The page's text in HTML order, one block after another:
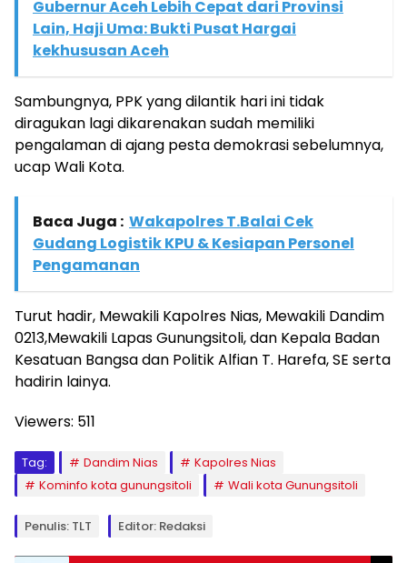
Gubernur Aceh Lebih Cepat dari Provinsi
Lain, Haji Uma: Bukti Pusat Hargai
kekhususan Aceh
Sambungnya, PPK yang dilantik hari ini tidak
diragukan lagi dikarenakan sudah memiliki
pengalaman di ajang pesta demokrasi sebelumnya,
ucap Wali Kota.
Baca Juga : Wakapolres T.Balai Cek
Gudang Logistik KPU & Kesiapan Personel
Pengamanan
Turut hadir, Mewakili Kapolres Nias, Mewakili Dandim
0213,Mewakili Lapas Gunungsitoli, dan Kepala Badan
Kesatuan Bangsa dan Politik Alfian T. Harefa, SE serta
hadirin lainya.
Viewers: 511
Tag: Dandim Nias
Kapolres Nias
Kominfo kota gunungsitoli
Wali kota Gunungsitoli
Penulis: TLT Editor: Redaksi